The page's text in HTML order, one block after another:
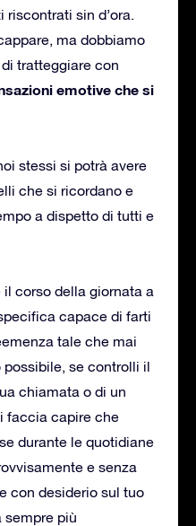
sin d’ora.
ma dobbiamo
tratteggiare con
emotive che si
stessi si potrà avere
che si ricordano e
a dispetto di tutti e
corso della giornata a
capace di farti
tale che mai
se controlli il
chiamata o di un
faccia capire che
durante le quotidiane
e senza
con desiderio sul tuo
sempre più